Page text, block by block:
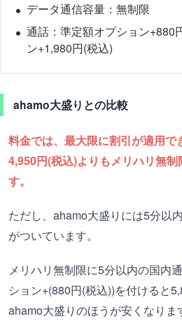
データ通信容量：無制限
通話：準定額オプション+880
ン+1,980円(税込)
ahamo大盛りとの比較
料金では、最大限に割引が適用
4,950円(税込)よりもメリハリ無
す。
ただし、ahamo大盛りには5分以
がついています。
メリハリ無制限に5分以内の国内
ション+(880円(税込))を付けると
ahamo大盛りのほうが安くなりま